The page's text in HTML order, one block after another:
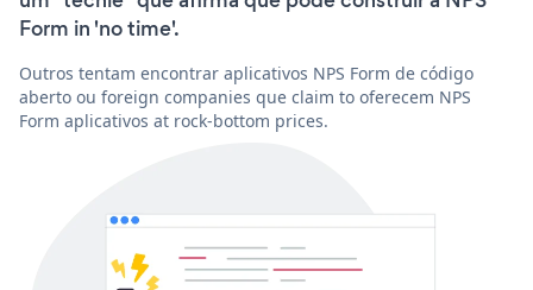
Form in 'no time'.
Outros tentam encontrar aplicativos NPS Form de código
aberto ou foreign companies que claim to oferecem NPS
Form aplicativos at rock-bottom prices.